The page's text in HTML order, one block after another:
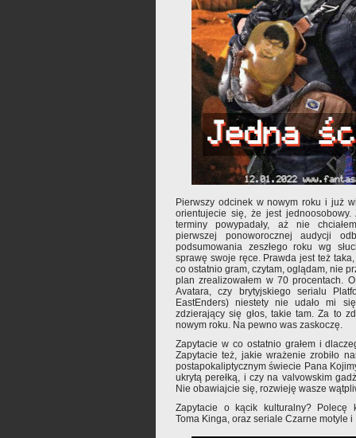
Pierwszy odcinek w nowym roku i już
orientujecie się, że jest
terminy powypadały, aż nie
pierwszej ponoworocznej audycji
podsumowania zeszłego roku wg
sprawę swoje ręce. Prawda jest też
co ostatnio gram, czytam, oglądam, nie
plan zrealizowałem w 70 procentach.
Avatara, czy brytyjskiego serialu
EastEnders) niestety nie udało mi
zdzierający się głos, takie tam. Za to
nowym roku. Na pewno was zaskoczę.
Zapytacie w co ostatnio grałem i
Zapytacie też, jakie wrażenie zrobiło
postapokaliptycznym świecie Pana
ukrytą perełką, i czy na valvowskim
Nie obawiajcie się, rozwieję wasze
Zapytacie o kącik kulturalny? Polecę
Toma Kinga, oraz seriale Czarne motyle